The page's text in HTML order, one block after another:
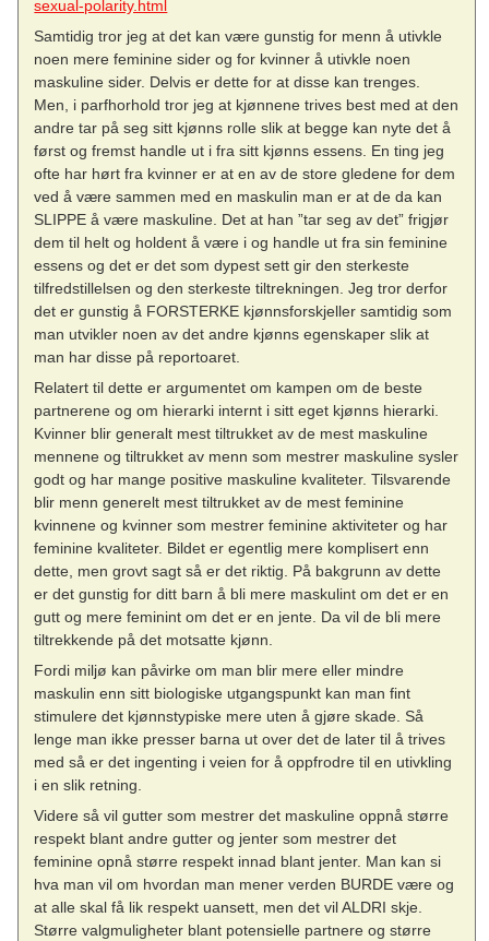
sexual-polarity.html
Samtidig tror jeg at det kan være gunstig for menn å utivkle
noen mere feminine sider og for kvinner å utivkle noen
maskuline sider. Delvis er dette for at disse kan trenges.
Men, i parfhorhold tror jeg at kjønnene trives best med at den
andre tar på seg sitt kjønns rolle slik at begge kan nyte det å
først og fremst handle ut i fra sitt kjønns essens. En ting jeg
ofte har hørt fra kvinner er at en av de store gledene for dem
ved å være sammen med en maskulin man er at de da kan
SLIPPE å være maskuline. Det at han ”tar seg av det” frigjør
dem til helt og holdent å være i og handle ut fra sin feminine
essens og det er det som dypest sett gir den sterkeste
tilfredstillelsen og den sterkeste tiltrekningen. Jeg tror derfor
det er gunstig å FORSTERKE kjønnsforskjeller samtidig som
man utvikler noen av det andre kjønns egenskaper slik at
man har disse på reportoaret.
Relatert til dette er argumentet om kampen om de beste
partnerene og om hierarki internt i sitt eget kjønns hierarki.
Kvinner blir generalt mest tiltrukket av de mest maskuline
mennene og tiltrukket av menn som mestrer maskuline sysler
godt og har mange positive maskuline kvaliteter. Tilsvarende
blir menn generelt mest tiltrukket av de mest feminine
kvinnene og kvinner som mestrer feminine aktiviteter og har
feminine kvaliteter. Bildet er egentlig mere komplisert enn
dette, men grovt sagt så er det riktig. På bakgrunn av dette
er det gunstig for ditt barn å bli mere maskulint om det er en
gutt og mere feminint om det er en jente. Da vil de bli mere
tiltrekkende på det motsatte kjønn.
Fordi miljø kan påvirke om man blir mere eller mindre
maskulin enn sitt biologiske utgangspunkt kan man fint
stimulere det kjønnstypiske mere uten å gjøre skade. Så
lenge man ikke presser barna ut over det de later til å trives
med så er det ingenting i veien for å oppfrodre til en utivkling
i en slik retning.
Videre så vil gutter som mestrer det maskuline oppnå større
respekt blant andre gutter og jenter som mestrer det
feminine opnå større respekt innad blant jenter. Man kan si
hva man vil om hvordan man mener verden BURDE være og
at alle skal få lik respekt uansett, men det vil ALDRI skje.
Større valgmuligheter blant potensielle partnere og større